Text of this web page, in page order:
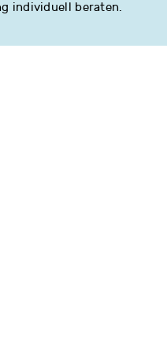
individuell beraten.